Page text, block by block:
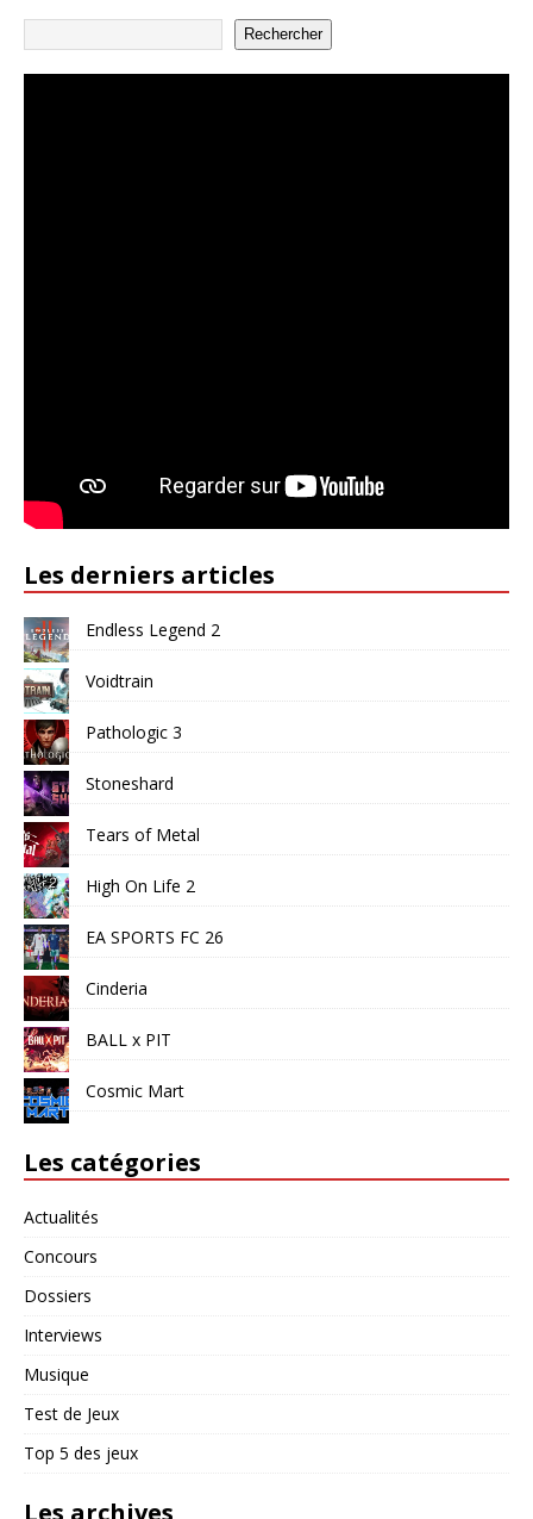
Rechercher
Les derniers articles
Endless Legend 2
Voidtrain
Pathologic 3
Stoneshard
Tears of Metal
High On Life 2
EA SPORTS FC 26
Cinderia
BALL x PIT
Cosmic Mart
Les catégories
Actualités
Concours
Dossiers
Interviews
Musique
Test de Jeux
Top 5 des jeux
Les archives